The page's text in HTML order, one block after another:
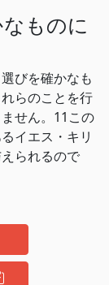
ものに
びを確かなも
らのことを行
せん。11この
イエス・キリ
られるので